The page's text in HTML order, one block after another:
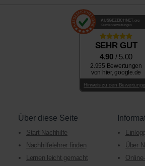
AUSGEZEICHNET .org
Kundenbewertungen
SEHR GUT
4.90 / 5.00
2.955 Bewertungen
von hier, google.de
Hinweis zu den
Über diese Seite
Start Nachhilfe
Nachhilfelehrer finden
Lernen leicht gemacht
Über